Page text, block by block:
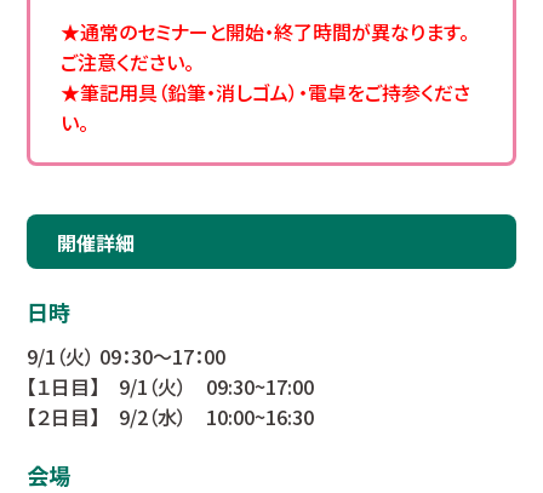
★通常のセミナーと開始・終了時間が異なります。
ご注意ください。
★筆記用具（鉛筆・消しゴム）・電卓をご持参くださ
い。
開催詳細
日時
9/1（火） 09：30～17：00
【１日目】 9/1（火） 09:30~17:00
【２日目】 9/2（水） 10:00~16:30
会場